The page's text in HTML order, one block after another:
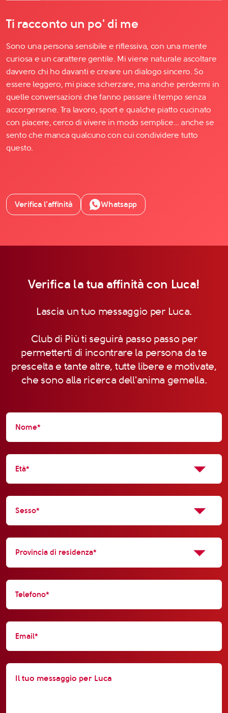
Ti racconto un po' di me
Sono una persona sensibile e riflessiva, con una mente
curiosa e un carattere gentile. Mi viene naturale ascoltare
davvero chi ho davanti e creare un dialogo sincero. So
essere leggero, mi piace scherzare, ma anche perdermi in
quelle conversazioni che fanno passare il tempo senza
accorgersene. Tra lavoro, sport e qualche piatto cucinato
con piacere, cerco di vivere in modo semplice… anche se
sento che manca qualcuno con cui condividere tutto
questo.
Verifica l’affinità Whatsapp
Verifica la tua affinità con Luca!
Lascia un tuo messaggio per Luca.
Club di Più ti seguirà passo passo per
permetterti di incontrare la persona da te
prescelta e tante altre, tutte libere e motivate,
che sono alla ricerca dell'anima gemella.